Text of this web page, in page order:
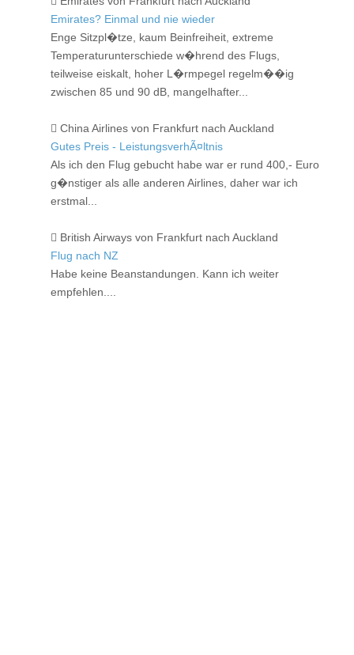
Emirates? Einmal und nie wieder
Enge Sitzpl�tze, kaum Beinfreiheit, extreme
Temperaturunterschiede w�hrend des Flugs,
teilweise eiskalt, hoher L�rmpegel regelm��ig
zwischen 85 und 90 dB, mangelhafter...
China Airlines von Frankfurt nach Auckland
Gutes Preis - LeistungsverhÃ¤ltnis
Als ich den Flug gebucht habe war er rund 400,- Euro
g�nstiger als alle anderen Airlines, daher war ich
erstmal...
British Airways von Frankfurt nach Auckland
Flug nach NZ
Habe keine Beanstandungen. Kann ich weiter
empfehlen....